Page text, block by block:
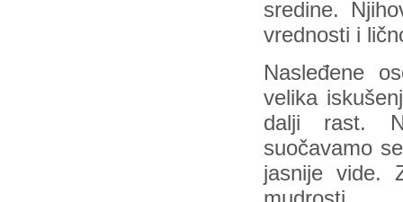
sredine.
vrednosti i
Nasleđene
velika
dalji rast.
suočavamo
jasnije vide.